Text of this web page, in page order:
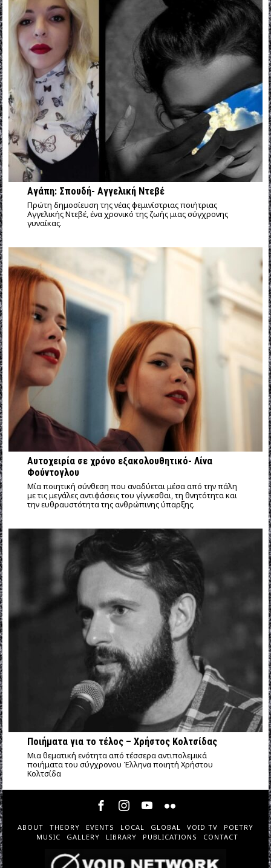
Αγάπη: Σπουδή- Αγγελική Ντεβέ
Πρώτη δημοσίευση της νέας φεμινίστριας ποιήτριας
Αγγελικής Ντεβέ, ένα χρονικό της ζωής μιας σύγχρονης
γυναίκας.
Αυτοχειρία σε χρόνο εξακολουθητικό- Λίνα
Φούντογλου
Mία ποιητική σύνθεση που αναδύεται μέσα από την πάλη
με τις μεγάλες αντιφάσεις του γίγνεσθαι, τη θνητότητα και
την ευθραυστότητα της ανθρώπινης ύπαρξης.
Ποιήματα για το τέλος – Χρήστος Κολτσίδας
Μια θεματική ενότητα από τέσσερα αντιπολεμικά
ποιήματα του σύγχρονου Έλληνα ποιητή Χρήστου
Κολτσίδα
ABOUT THEORY EVENTS LOCAL GLOBAL VOID TV
POETRY
MUSIC
GALLERY LIBRARY PUBLICATIONS CONTACT